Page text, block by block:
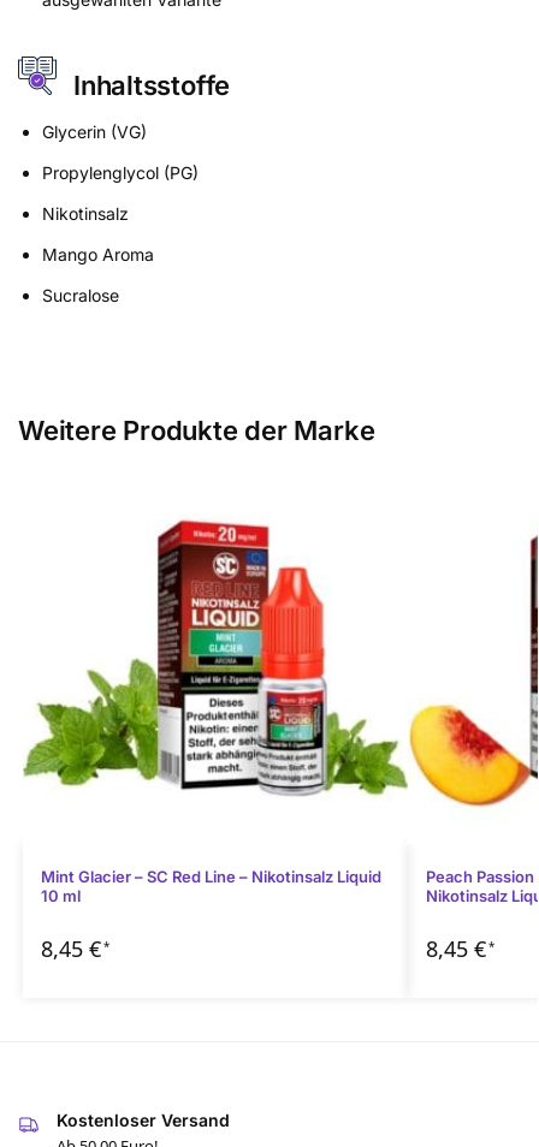
Inhaltsstoffe
Glycerin (VG)
Propylenglycol (PG)
Nikotinsalz
Mango Aroma
Sucralose
Weitere Produkte der Marke
Mint Glacier – SC Red Line – Nikotinsalz Liquid
10 ml
8,45 €*
Peach Passion
Nikotinsalz
8,45 €*
Kostenloser Versand